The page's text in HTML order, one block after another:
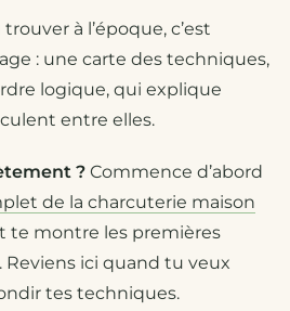
à l’époque, c’est
: une carte des techniques,
logique, qui explique
entre elles.
? Commence d’abord
de la charcuterie maison
te montre les premières
Reviens ici quand tu veux
tes techniques.